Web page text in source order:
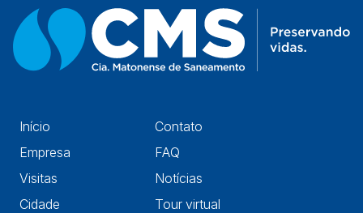
Início
Empresa
Visitas
Cidade
Contato
FAQ
Notícias
Tour virtual